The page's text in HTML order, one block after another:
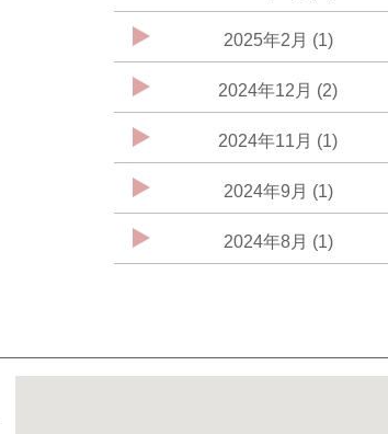
2025年2月 (1)
2024年12月 (2)
2024年11月 (1)
2024年9月 (1)
2024年8月 (1)